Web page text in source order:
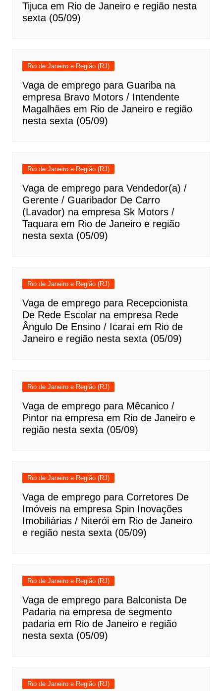
Tijuca em Rio de Janeiro e região nesta
sexta (05/09)
Rio de Janeiro e Região (RJ)
Vaga de emprego para Guariba na
empresa Bravo Motors / Intendente
Magalhães em Rio de Janeiro e região
nesta sexta (05/09)
Rio de Janeiro e Região (RJ)
Vaga de emprego para Vendedor(a) /
Gerente / Guaribador De Carro
(Lavador) na empresa Sk Motors /
Taquara em Rio de Janeiro e região
nesta sexta (05/09)
Rio de Janeiro e Região (RJ)
Vaga de emprego para Recepcionista
De Rede Escolar na empresa Rede
Ângulo De Ensino / Icaraí em Rio de
Janeiro e região nesta sexta (05/09)
Rio de Janeiro e Região (RJ)
Vaga de emprego para Mêcanico /
Pintor na empresa em Rio de Janeiro e
região nesta sexta (05/09)
Rio de Janeiro e Região (RJ)
Vaga de emprego para Corretores De
Imóveis na empresa Spin Inovações
Imobiliárias / Niterói em Rio de Janeiro
e região nesta sexta (05/09)
Rio de Janeiro e Região (RJ)
Vaga de emprego para Balconista De
Padaria na empresa de segmento
padaria em Rio de Janeiro e região
nesta sexta (05/09)
Rio de Janeiro e Região (RJ)